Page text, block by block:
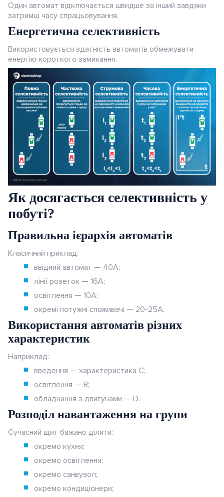
Один автомат відключається швидше за інший завдяки
затримці часу спрацьовування.
Енергетична селективність
Використовується здатність автоматів обмежувати
енергію короткого замикання.
Як досягається селективність у
побуті?
Правильна ієрархія автоматів
Класичний приклад:
ввідний автомат — 40А;
лінії розеток — 16А;
освітлення — 10А;
окремі потужні споживачі — 20-25А.
Використання автоматів різних
характеристик
Наприклад:
введення — характеристика C;
освітлення — B;
обладнання з двигунами — D.
Розподіл навантаження на групи
Сучасний щит бажано ділити:
окремо кухня;
окремо освітлення;
окремо санвузол;
окремо кондиціонери;